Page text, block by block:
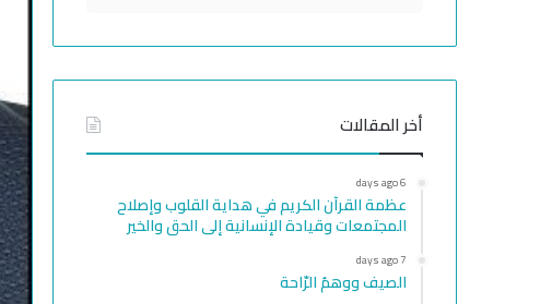
أخر المقالات
6 days ago
عظمة القرآن الكريم في هداية القلوب وإصلاح
المجتمعات وقيادة الإنسانية إلى الحق والخير
7 days ago
الصيف ووهمُ الرّاحة